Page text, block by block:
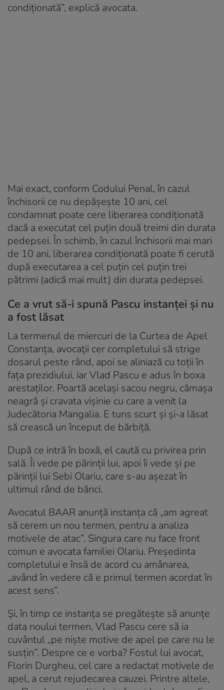
condiţionată”, explică avocata.
Mai exact, conform Codului Penal, în cazul
închisorii ce nu depășește 10 ani, cel
condamnat poate cere liberarea condiţionată
dacă a executat cel puțin două treimi din durata
pedepsei. În schimb, în cazul închisorii mai mari
de 10 ani, liberarea condiţionată poate fi cerută
după executarea a cel puțin cel puțin trei
pătrimi (adică mai mult) din durata pedepsei.
Ce a vrut să-i spună Pascu instanţei şi nu
a fost lăsat
La termenul de miercuri de la Curtea de Apel
Constanţa, avocaţii cer completului să strige
dosarul peste rând, apoi se aliniază cu toţii în
faţa prezidiului, iar Vlad Pascu e adus în boxa
arestaţilor. Poartă acelaşi sacou negru, cămaşa
neagră şi cravata vişinie cu care a venit la
Judecătoria Mangalia. E tuns scurt şi şi-a lăsat
să crească un început de bărbiţă.
După ce intră în boxă, el caută cu privirea prin
sală. Îi vede pe părinţii lui, apoi îi vede şi pe
părinţii lui Sebi Olariu, care s-au aşezat în
ultimul rând de bănci.
Avocatul BAAR anunţă instanţa că „am agreat
să cerem un nou termen, pentru a analiza
motivele de atac”. Singura care nu face front
comun e avocata familiei Olariu. Preşedinta
completului e însă de acord cu amânarea,
„având în vedere că e primul termen acordat în
acest sens”.
Şi, în timp ce instanţa se pregăteşte să anunţe
data noului termen, Vlad Pascu cere să ia
cuvântul „pe nişte motive de apel pe care nu le
susţin”. Despre ce e vorba? Fostul lui avocat,
Florin Durgheu, cel care a redactat motivele de
apel, a cerut rejudecarea cauzei. Printre altele,